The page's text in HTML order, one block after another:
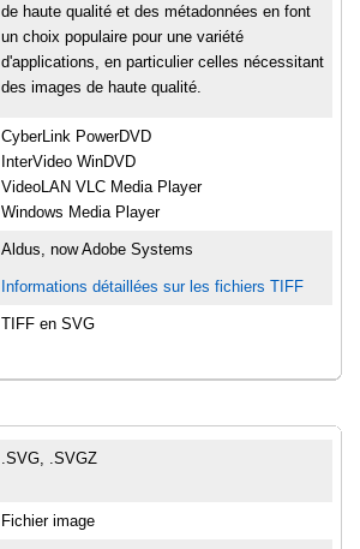
de haute qualité et des métadonnées en font
un choix populaire pour une variété
d'applications, en particulier celles nécessitant
des images de haute qualité.
CyberLink PowerDVD
InterVideo WinDVD
VideoLAN VLC Media Player
Windows Media Player
Aldus, now Adobe Systems
Informations détaillées sur les fichiers TIFF
TIFF en SVG
.SVG, .SVGZ
Fichier image